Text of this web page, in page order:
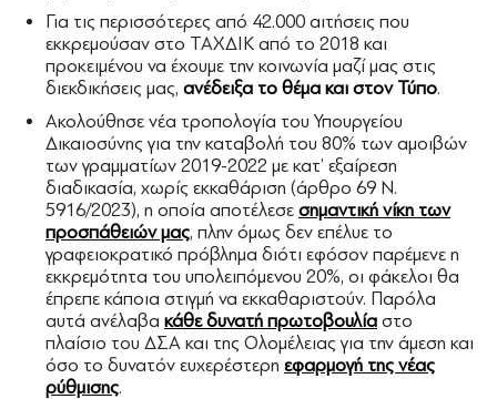
Για τις περισσότερες από 42.000 αιτήσεις που
εκκρεμούσαν στο ΤΑΧΔΙΚ από το 2018 και
προκειμένου να έχουμε την κοινωνία μαζί μας στις
διεκδικήσεις μας, ανέδειξα το θέμα και στον Τύπο.
Ακολούθησε νέα τροπολογία του Υπουργείου
Δικαιοσύνης για την καταβολή του 80% των αμοιβών
των γραμματίων 2019-2022 με κατ’ εξαίρεση
διαδικασία, χωρίς εκκαθάριση (άρθρο 69 Ν.
5916/2023), η οποία αποτέλεσε σημαντική νίκη των
προσπάθειών μας, πλην όμως δεν επέλυε το
γραφειοκρατικό πρόβλημα διότι εφόσον παρέμενε η
εκκρεμότητα του υπολειπόμενου 20%, οι φάκελοι θα
έπρεπε κάποια στιγμή να εκκαθαριστούν. Παρόλα
αυτά ανέλαβα κάθε δυνατή πρωτοβουλία στο
πλαίσιο του ΔΣΑ και της Ολομέλειας για την άμεση και
όσο το δυνατόν ευχερέστερη εφαρμογή της νέας
ρύθμισης.